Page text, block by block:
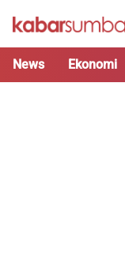
News Ekonomi